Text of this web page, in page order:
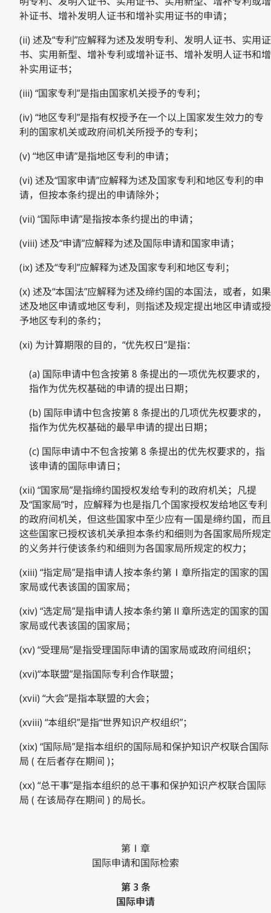
补证书、增补发明人证书和增补实用证书的申请；
(ii) 述及“专利”应解释为述及发明专利、发明人证书、实用证
书、实用新型、增补专利或增补证书、增补发明人证书和增
补实用证书；
(iii) “国家专利”是指由国家机关授予的专利；
(iv) “地区专利”是指有权授予在一个以上国家发生效力的专
利的国家机关或政府间机关所授予的专利；
(v) “地区申请”是指地区专利的申请；
(vi) 述及“国家申请”应解释为述及国家专利和地区专利的申
请，但按本条约提出的申请除外；
(vii) “国际申请”是指按本条约提出的申请；
(viii) 述及“申请”应解释为述及国际申请和国家申请；
(ix) 述及“专利”应解释为述及国家专利和地区专利；
(x) 述及“本国法”应解释为述及缔约国的本国法，或者，如果
述及地区申请或地区专利，则指述及规定提出地区申请或授
予地区专利的条约；
(xi) 为计算期限的目的，“优先权日”是指：
(a) 国际申请中包含按第 8 条提出的一项优先权要求的，
指作为优先权基础的申请的提出日期；
(b) 国际申请中包含按第 8 条提出的几项优先权要求的，
指作为优先权基础的最早申请的提出日期；
(c) 国际申请中不包含按第 8 条提出的优先权要求的，指
该申请的国际申请日；
(xii) “国家局”是指缔约国授权发给专利的政府机关；凡提
及“国家局”时，应解释为也是指几个国家授权发给地区专利
的政府间机关，但这些国家中至少应有一国是缔约国，而且
这些国家已授权该机关承担本条约和细则为各国家局所规定
的义务并行使该条约和细则为各国家局所规定的权力；
(xiii) “指定局”是指申请人按本条约第Ⅰ章所指定的国家的国
家局或代表该国的国家局；
(xiv) “选定局”是指申请人按本条约第Ⅱ章所选定的国家的国
家局或代表该国的国家局；
(xv) “受理局”是指受理国际申请的国家局或政府间组织；
(xvi)“本联盟”是指国际专利合作联盟；
(xvii) “大会”是指本联盟的大会；
(xviii) “本组织”是指“世界知识产权组织”；
(xix) “国际局”是指本组织的国际局和保护知识产权联合国际
局 ( 在后者存在期间 )；
(xx) “总干事”是指本组织的总干事和保护知识产权联合国际
局 ( 在该局存在期间 ) 的局长。
第Ⅰ章
国际申请和国际检索
第 3 条
国际申请